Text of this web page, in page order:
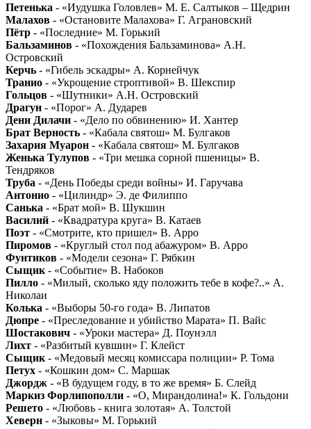
Петенька - «Иудушка Головлев» М. Е. Салтыков – Щедрин
Малахов - «Остановите Малахова» Г. Аграновский
Пётр - «Последние» М. Горький
Бальзаминов - «Похождения Бальзаминова» А.Н.
Островский
Керчь - «Гибель эскадры» А. Корнейчук
Транио - «Укрощение строптивой» В. Шекспир
Гольцов - «Шутники» А.Н. Островский
Драгун - «Порог» А. Дударев
Дени Дилачи - «Дело по обвинению» И. Хантер
Брат Верность - «Кабала святош» М. Булгаков
Захария Муарон - «Кабала святош» М. Булгаков
Женька Тулупов - «Три мешка сорной пшеницы» В.
Тендряков
Труба - «День Победы среди войны» И. Гаручава
Антонио - «Цилиндр» Э. де Филиппо
Санька - «Брат мой» В. Шукшин
Василий - «Квадратура круга» В. Катаев
Поэт - «Смотрите, кто пришел» В. Арро
Пиромов - «Круглый стол под абажуром» В. Арро
Фунтиков - «Модели сезона» Г. Рябкин
Сыщик - «Событие» В. Набоков
Пилло - «Милый, сколько яду положить тебе в кофе?..» А.
Николаи
Колька - «Выборы 50-го года» В. Липатов
Дюпре - «Преследование и убийство Марата» П. Вайс
Шостакович - «Уроки мастера» Д. Поунэлл
Лихт - «Разбитый кувшин» Г. Клейст
Сыщик - «Медовый месяц комиссара полиции» Р. Тома
Петух - «Кошкин дом» С. Маршак
Джордж - «В будущем году, в то же время» Б. Слейд
Маркиз Форлипополли - «О, Мирандолина!» К. Гольдони
Решето - «Любовь - книга золотая» А. Толстой
Хеверн - «Зыковы» М. Горький